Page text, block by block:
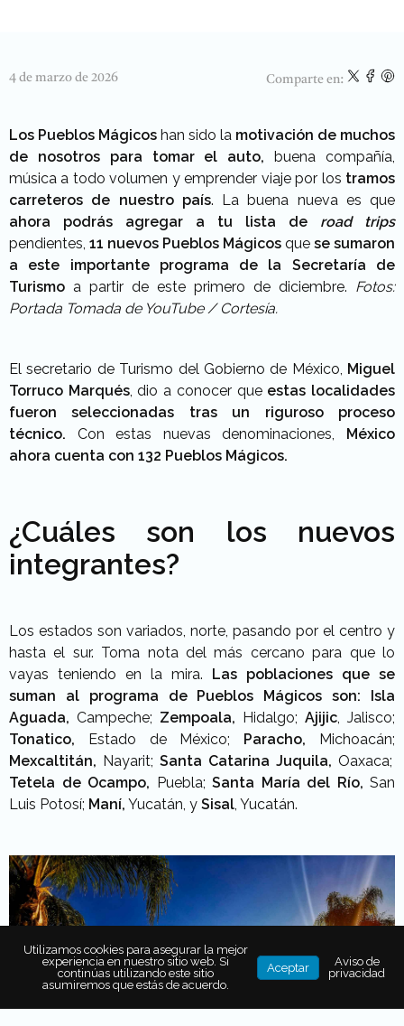
4 de marzo de 2026 Comparte en:
Los Pueblos Mágicos han sido la motivación de muchos
de nosotros para tomar el auto, buena compañía,
música a todo volumen y emprender viaje por los tramos
carreteros de nuestro país. La buena nueva es que
ahora podrás agregar a tu lista de road trips
pendientes, 11 nuevos Pueblos Mágicos que se sumaron
a este importante programa de la Secretaría de
Turismo a partir de este primero de diciembre. Fotos:
Portada Tomada de YouTube / Cortesía.
El secretario de Turismo del Gobierno de México, Miguel
Torruco Marqués, dio a conocer queestas localidades
fueron seleccionadas tras un riguroso proceso
técnico. Con estas nuevas denominaciones, México
ahora cuenta con 132 Pueblos Mágicos.
¿Cuáles son los nuevos
integrantes?
Los estados son variados, norte, pasando por el centro y
hasta el sur. Toma nota del más cercano para que lo
vayas teniendo en la mira. Las poblaciones que se
suman al programa de Pueblos Mágicos son:
Isla
Aguada, Campeche; Zempoala, Hidalgo; Ajijic , Jalisco;
Tonatico, Estado de México; Paracho, Michoacán;
Mexcaltitán, Nayarit; Santa Catarina Juquila, Oaxaca;
Tetela de Ocampo, Puebla; Santa María del Río, San
Luis Potosí; Maní, Yucatán, y Sisal , Yucatán.
Utilizamos cookies para asegurar la mejor
experiencia en nuestro sitio web. Si
continúas utilizando este sitio
asumiremos que estás de acuerdo.
Aceptar
Aviso de
privacidad